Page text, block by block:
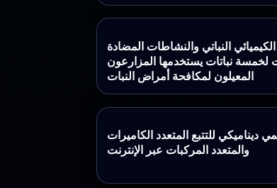
النباتي والنشاطات المضادة
لخمسة نباتات يستخدمها المزارعون
المعيلون لمكافحة أمراض النبات
ديناميكي للتتبع المتعدد الكاميرات
والمتعدد المركبات عبر الإنترنت